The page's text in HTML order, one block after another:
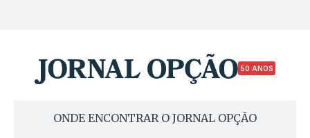
50 ANOS
ONDE ENCONTRAR O JORNAL OPÇÃO